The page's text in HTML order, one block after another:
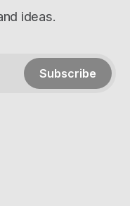
ideas.
Subscribe